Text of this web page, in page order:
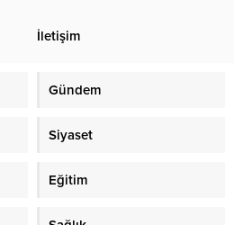
İletişim
Gündem
Siyaset
Eğitim